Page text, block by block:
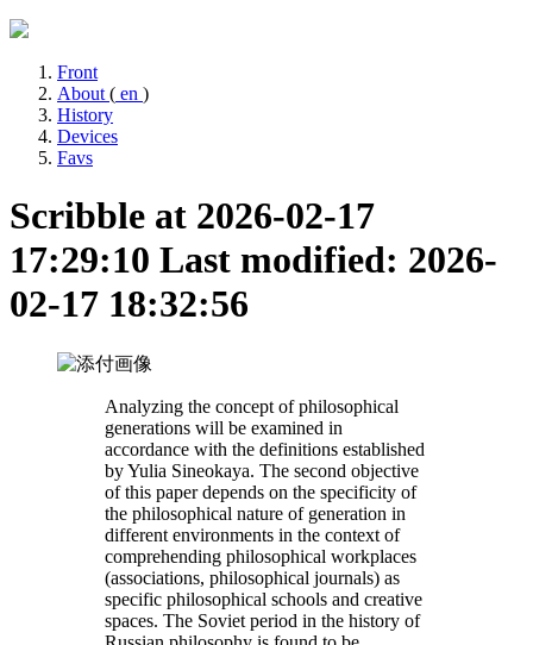
Front
About ( en )
History
Devices
Favs
Scribble at 2026-02-17
17:29:10 Last modified: 2026-
02-17 18:32:56
Analyzing the concept of philosophical
generations will be examined in
accordance with the definitions established
by Yulia Sineokaya. The second objective
of this paper depends on the specificity of
the philosophical nature of generation in
different environments in the context of
comprehending philosophical workplaces
(associations, philosophical journals) as
specific philosophical schools and creative
spaces. The Soviet period in the history of